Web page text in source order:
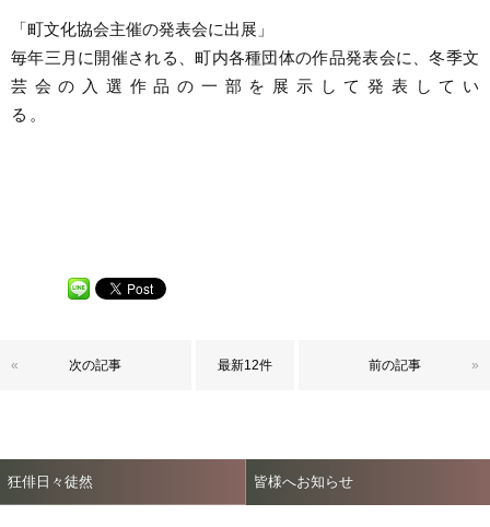
「町文化協会主催の発表会に出展」
毎年三月に開催される、町内各種団体の作品発表会に、冬季文
芸会の入選作品の一部を展示して発表してい
る。
次の記事
« 最新12件 前の記事 »
狂俳日々徒然 皆様へお知らせ